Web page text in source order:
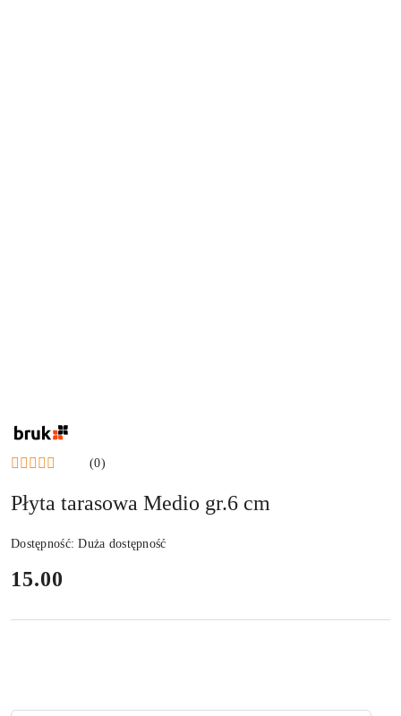
NAZWA
PRODUCENTA:
(0)
Płyta tarasowa Medio gr.6 cm
Dostępność:Duża dostępność
cena:
15.00